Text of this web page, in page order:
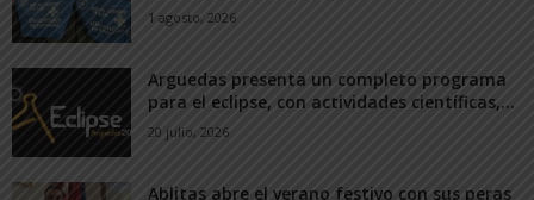
1 agosto, 2026
Arguedas presenta un completo programa
para el eclipse, con actividades científicas,...
20 julio, 2026
Ablitas abre el verano festivo con sus peras